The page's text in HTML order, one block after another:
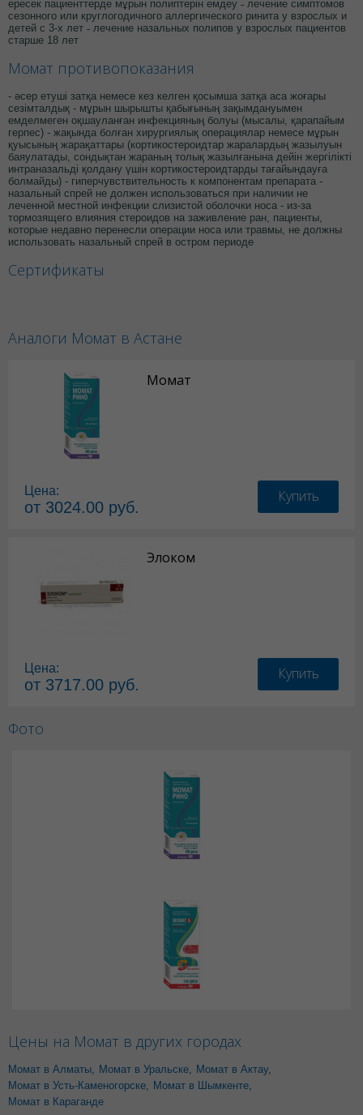
ересек пациенттерде мұрын полиптерін емдеу ˗ лечение симптомов
сезонного или круглогодичного аллергического ринита у взрослых и
детей с 3-х лет ˗ лечение назальных полипов у взрослых пациентов
старше 18 лет
Момат противопоказания
- әсер етуші затқа немесе кез келген қосымша затқа аса жоғары
сезімталдық - мұрын шырышты қабығының зақымдануымен
емделмеген оқшауланған инфекцияның болуы (мысалы, қарапайым
герпес) - жақында болған хирургиялық операциялар немесе мұрын
қуысының жарақаттары (кортикостероидтар жаралардың жазылуын
баяулатады, сондықтан жараның толық жазылғанына дейін жергілікті
интраназальді қолдану үшін кортикостероидтарды тағайындауға
болмайды) - гиперчувствительность к компонентам препарата -
назальный спрей не должен использоваться при наличии не
леченной местной инфекции слизистой оболочки носа - из-за
тормозящего влияния стероидов на заживление ран, пациенты,
которые недавно перенесли операции носа или травмы, не должны
использовать назальный спрей в остром периоде
Сертификаты
Аналоги Момат в Астане
Момат
Цена:
от 3024.00 руб.
Купить
Элоком
Цена:
от 3717.00 руб.
Купить
Фото
Цены на Момат в других городах
Момат в Алматы Момат в Уральске Момат в Актау,
Момат в Усть-Каменогорске
Момат в Шымкенте
Момат в Караганде